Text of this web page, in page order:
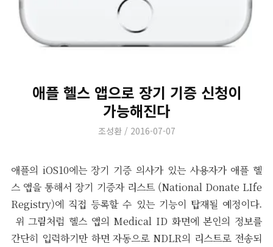
애플 헬스 앱으로 장기 기증 신청이
가능해진다
Author
조성환
Posted
2016-07-07
애플의 iOS10에는 장기 기증 의사가 있는 사용자가 애플 헬
스 앱을 통해서 장기 기증자 리스트 (National Donate LIfe
Registry)에 직접 등록할 수 있는 기능이 탑재될 예정이다.
위 그림처럼 헬스 앱의 Medical ID 화면에 본인의 정보를
간단히 입력하기만 하면 자동으로 NDLR의 리스트로 전송되